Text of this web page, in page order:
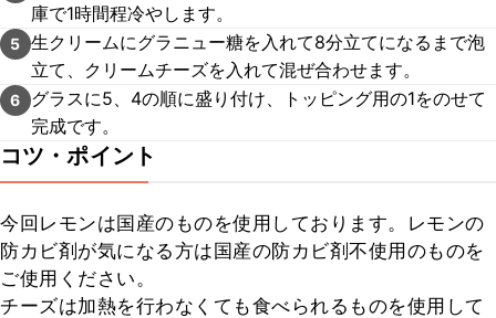
庫で1時間程冷やします。
5 生クリームにグラニュー糖を入れて8分立てになるまで泡
立て、クリームチーズを入れて混ぜ合わせます。
6
グラスに5、4の順に盛り付け、トッピング用の1をのせて
完成です。
コツ・ポイント
今回レモンは国産のものを使用しております。レモンの
防カビ剤が気になる方は国産の防カビ剤不使用のものを
ご使用ください。
チーズは加熱を行わなくても食べられるものを使用して